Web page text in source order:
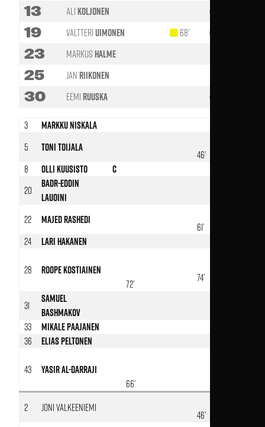
13 AliKoljonen
19 ValtteriUimonen 68'
23 MarkusHalme
25 JanRiikonen
30 EemiRuuska
3 Markku Niskala
5 Toni Toijala
46’
8
Olli Kuusisto C
20
Badr-Eddin
Lauoini
22 Majed Rashedi
61’
24
Lari Hakanen
28 Roope Kostiainen
72’
74’
31
Samuel
Bashmakov
33 Mikale Paajanen
36 Elias Peltonen
43 Yasir Al-Darraji
66’
2
Joni Valkeeniemi
46’